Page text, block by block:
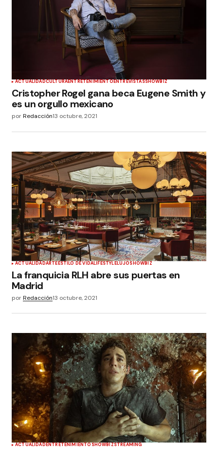
ACTUALIDADCULTURAENTRETENIMIENTO ENTREVISTASSHOWBIZ
Cristopher Rogel gana beca Eugene Smith y
es un orgullo mexicano
porRedacción13 octubre, 2021
ACTUALIDADARTEESTILO DE VIDALIFESTYLELUJOSHOWBIZ
La franquicia RLH abre sus puertas en
Madrid
porRedacción13 octubre, 2021
ACTUALIDADENTRETENIMIENTOSHOWBIZSTREAMING